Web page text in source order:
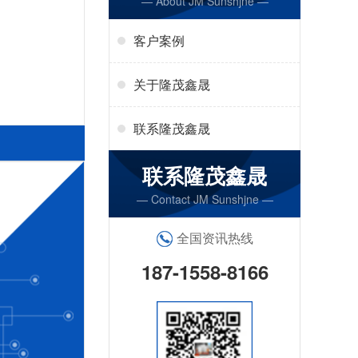
客户案例
关于隆茂鑫晟
联系隆茂鑫晟
联系隆茂鑫晟
— Contact JM Sunshjne —
全国资讯热线
187-1558-8166